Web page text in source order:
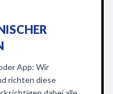
App: Wir
richten diese